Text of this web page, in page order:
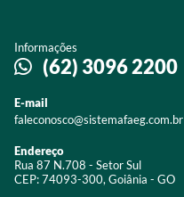
Informações
(62) 3096 2200
E-mail
faleconosco@sistemafaeg.com.br
Endereço
Rua 87 N.708 - Setor Sul
CEP: 74093-300, Goiânia - GO